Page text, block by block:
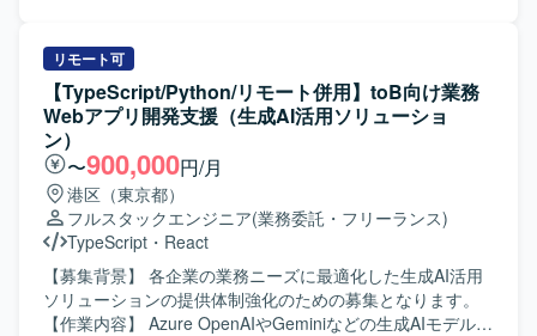
×Fintech領域における与信・車両・回収など複雑なドメイ
ンを扱うコアロジックの設計・実装を担当いただきます。
RESTおよびGraphQLによるAPI設計と実装、スキーマやデ
ータモデル設計、外部サービスとの連携、非同期やバッチ
処理の設計・開発、パフォーマンス最適化など幅広くご対
応いただきます。また、設計レビューやコード品質の維
持・改善にも取り組んでいただきます。 【求める人物像】
曖昧な要件を自ら整理し、仕様レベルからタスクへ分解し
て設計に落とし込める主体性のある方を求めています。採
用技術や設計方針の選定理由を論理的に説明でき、関係者
と円滑にコミュニケーションを取りながら合意形成ができ
る方を歓迎いたします。事業KPIやプロダクトの価値向上を
リモート可
【TypeScript/Python/リモート併用】toB向け業務
Webアプリ開発支援（生成AI活用ソリューショ
ン）
〜900,000円/月
港区（東京都）
フルスタックエンジニア(業務委託・フリーランス)
TypeScript ・ React
【募集背景】 各企業の業務ニーズに最適化した生成AI活用
ソリューションの提供体制強化のための募集となります。
【作業内容】 Azure OpenAIやGeminiなどの生成AIモデルを